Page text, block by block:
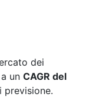
dei
un CAGR del
previsione.